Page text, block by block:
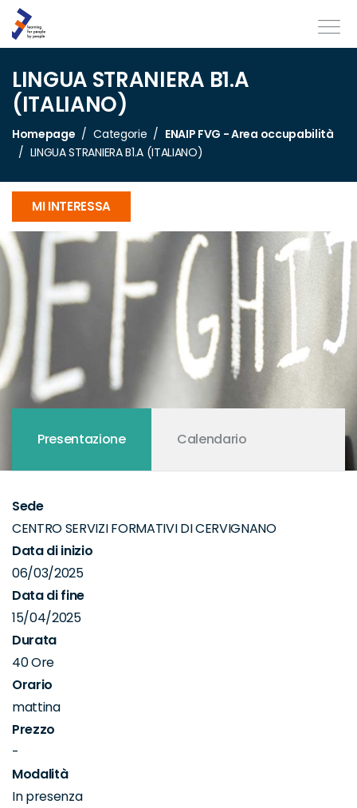
LINGUA STRANIERA B1.A
(ITALIANO)
Homepage Categorie
ENAIP FVG - Area occupabilità
LINGUA STRANIERA B1.A (ITALIANO)
MI INTERESSA
Presentazione Calendario
Sede
CENTRO SERVIZI FORMATIVI DI CERVIGNANO
Data di inizio
06/03/2025
Data di fine
15/04/2025
Durata
40 Ore
Orario
mattina
Prezzo
-
Modalità
In presenza